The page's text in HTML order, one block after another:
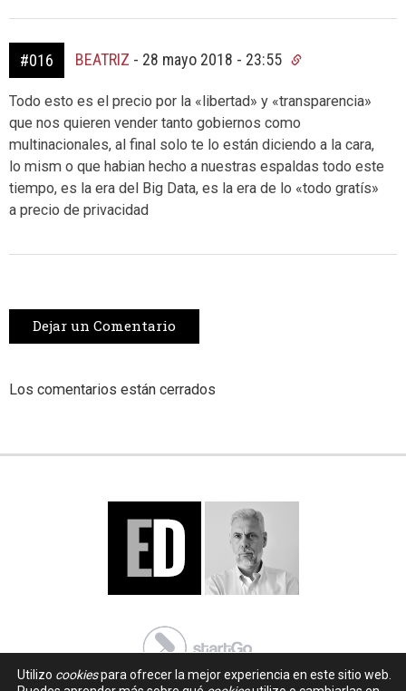
#016 BEATRIZ - 28 mayo 2018 - 23:55
Todo esto es el precio por la «libertad» y «transparencia»
que nos quieren vender tanto gobiernos como
multinacionales, al final solo te lo están diciendo a la cara,
lo mism o que habian hecho a nuestras espaldas todo este
tiempo, es la era del Big Data, es la era de lo «todo gratís»
a precio de privacidad
Dejar un Comentario
Los comentarios están cerrados
Utilizo cookiespara ofrecer la mejor experiencia en este sitio web.